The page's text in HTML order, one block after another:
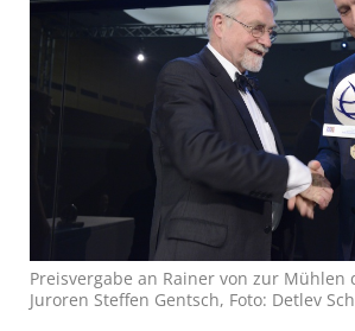
Preisvergabe an Rainer von zur Mühlen
Juroren Steffen Gentsch, Foto: Detlev